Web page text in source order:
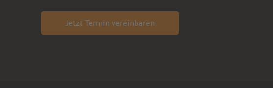
Jetzt Termin vereinbaren